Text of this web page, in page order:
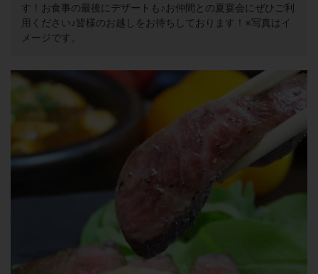
す！お食事の最後にデザートも♪お仲間との夏宴会にぜひご利
用ください♪皆様のお越しをお待ちしております！※写真はイ
メージです。